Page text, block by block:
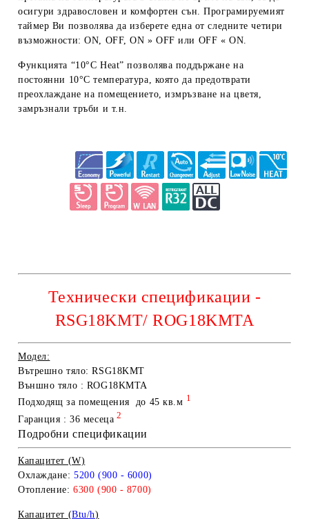
осигури здравословен и комфортен сън. Програмируемият
таймер Ви позволява да изберете една от следните четири
възможности: ON, OFF, ON » OFF или OFF « ON.
Функцията “10°C Heat” позволява поддържане на
постоянни 10°C температура, която да предотврати
преохлаждане на помещението, измръзване на цветя,
замръзнали тръби и т.н.
Технически спецификации -
RSG18KMT/ ROG18KMTA
Модел:
Вътрешно тяло: RSG18KMT
Външно тяло : ROG18KMTA
Подходящ за помещения до 45 кв.м 1
Гаранция :36 месеца 2
Подробни спецификации
Капацитет (W)
Охлаждане: 5200 (900 - 6000)
Отопление: 6300 (900 - 8700)
Капацитет (Btu/h)